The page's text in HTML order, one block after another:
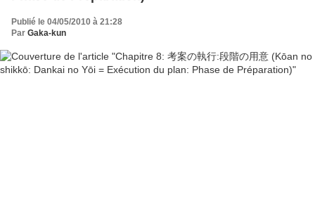
Publié le 04/05/2010 à 21:28
Par Gaka-kun